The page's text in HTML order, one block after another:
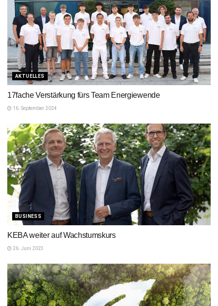
AKTUELLES
17fache Verstärkung fürs Team Energiewende
16. September 2024
BUSINESS
KEBA weiter auf Wachstumskurs
26. Juni 2023